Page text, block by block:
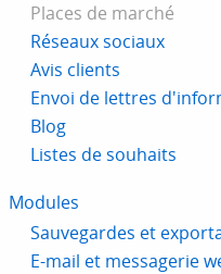
Places de marché
Réseaux sociaux
Avis clients
Envoi de lettres
Blog
Listes de souhaits
Modules
Sauvegardes et
E-mail et messagerie